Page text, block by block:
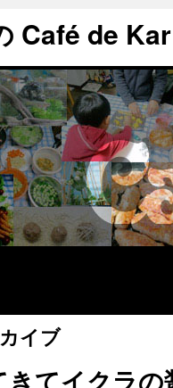
Café de
イブ
てイクラ